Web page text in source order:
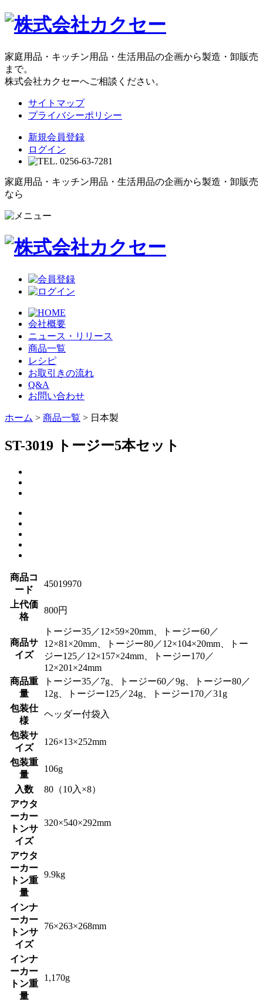
家庭用品・キッチン用品・生活用品の企画から製造・卸販売
まで。
株式会社カクセーへご相談ください。
サイトマップ
プライバシーポリシー
新規会員登録
ログイン
家庭用品・キッチン用品・生活用品の企画から製造・卸販売
なら
会社概要
ニュース・リリース
商品一覧
レシピ
お取引きの流れ
Q&A
お問い合わせ
ホーム > 商品一覧 > 日本製
ST-3019 トージー5本セット
商品コ
ード
45019970
上代価
格
800円
商品サ
イズ
トージー35／12×59×20mm、トージー60／
12×81×20mm、トージー80／12×104×20mm、トー
ジー125／12×157×24mm、トージー170／
12×201×24mm
商品重
量
トージー35／7g、トージー60／9g、トージー80／
12g、トージー125／24g、トージー170／31g
包装仕
様
ヘッダー付袋入
包装サ
イズ
126×13×252mm
包装重
量
106g
入数
80（10入×8）
アウタ
ーカー
トンサ
イズ
320×540×292mm
アウタ
ーカー
トン重
量
9.9kg
インナ
ーカー
トンサ
イズ
76×263×268mm
インナ
ーカー
トン重
量
1,170g